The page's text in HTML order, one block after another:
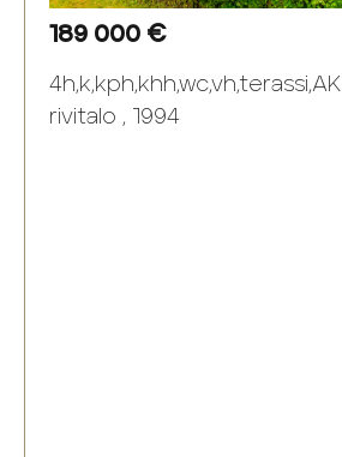
189 000 €
4h,k,kph,khh,wc,vh,terassi,AK
rivitalo , 1994